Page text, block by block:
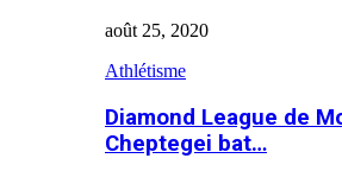
août 25, 2020
Athlétisme
Diamond League de
Cheptegei bat…